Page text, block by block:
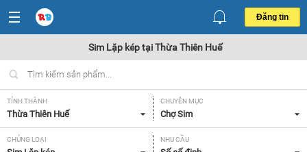
Đăng tin
Sim Lặp kép tại Thừa Thiên Huế
TỈNH THÀNH
Thừa Thiên Huế
CHUYÊN MỤC
Chợ Sim
CHỦNG LOẠI NHU CẦU